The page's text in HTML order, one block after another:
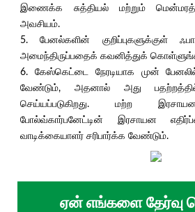
இணைக்க சுத்தியல் மற்றும்
அவசியம்.
5. பேனல்களின் குறிப்புகளுக்குள்
அமைந்திருப்பதைக் கவனித்துக்
6. கேஸ்கெட்டை நேரடியாக முன்
வேண்டும், அதனால் அது
செய்யப்படுகிறது. மற்ற
போல்வ்கார்பனேட்டின் இரசாயன
வாடிக்கையாளர் சரிபார்க்க வேண்டும்.
ஏன் எங்களை தேர்வு